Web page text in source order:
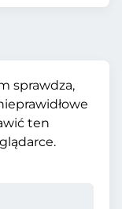
sprawdza,
ten